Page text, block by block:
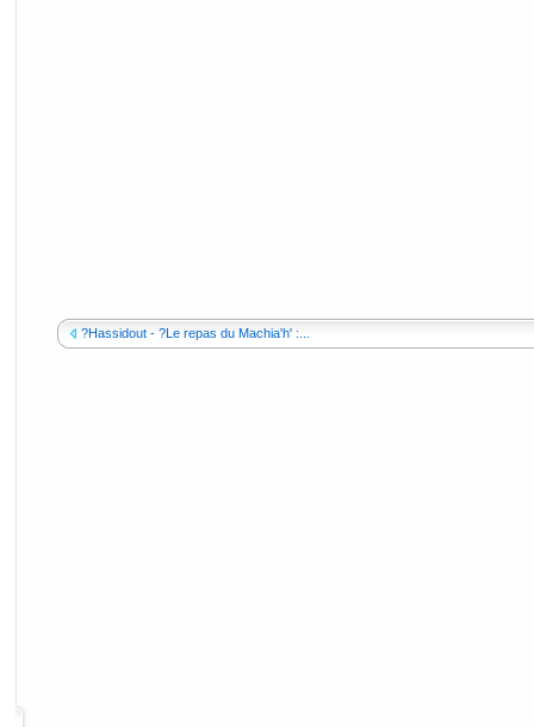
?Hassidout - ?Le repas du Machia'h' :...